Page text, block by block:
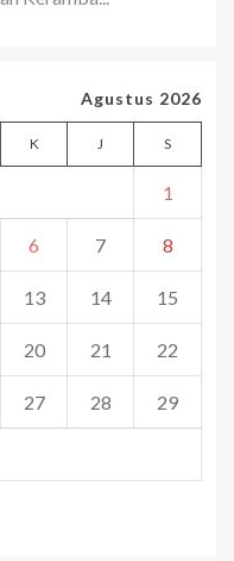
Agustus 2026
K J S
1
6 7 8
13 14 15
20 21 22
27 28 29